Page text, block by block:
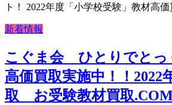
ト！ 2022年度「小学校受験」教材高
新着情報
こぐま会 ひとりでと
高価買取実施中！！2022
取 お受験教材買取